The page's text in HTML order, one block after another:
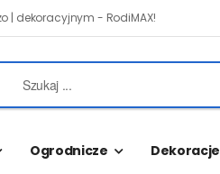
| dekoracyjnym - RodiMAX!
Ogrodnicze Dekoracje